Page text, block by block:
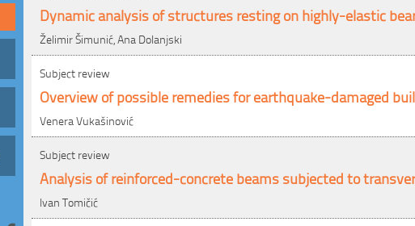
Dynamic analysis of structures resting on highly-elastic
Želimir Šimunić, Ana Dolanjski
Subject review
Overview of possible remedies for earthquake-damaged
Venera Vukašinović
Subject review
Analysis of reinforced-concrete beams subjected to
Ivan Tomičić